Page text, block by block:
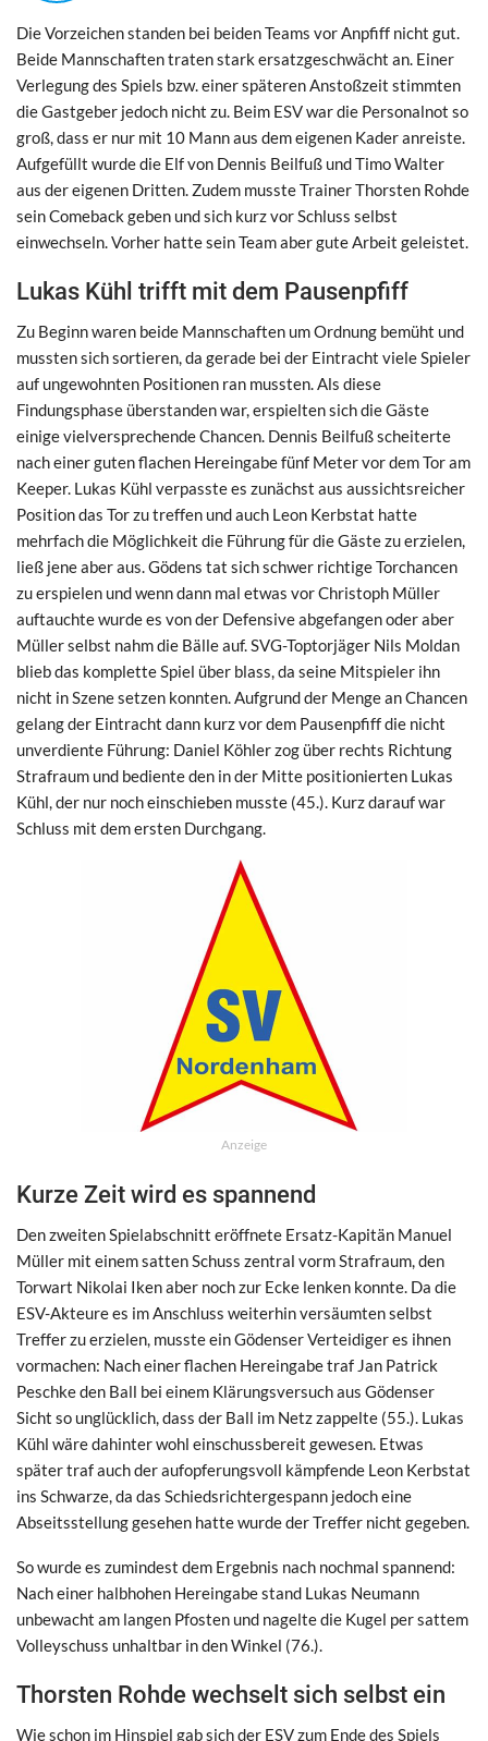
Die Vorzeichen standen bei beiden Teams vor Anpfiff nicht gut.
Beide Mannschaften traten stark ersatzgeschwächt an. Einer
Verlegung des Spiels bzw. einer späteren Anstoßzeit stimmten
die Gastgeber jedoch nicht zu. Beim ESV war die Personalnot so
groß, dass er nur mit 10 Mann aus dem eigenen Kader anreiste.
Aufgefüllt wurde die Elf von Dennis Beilfuß und Timo Walter
aus der eigenen Dritten. Zudem musste Trainer Thorsten Rohde
sein Comeback geben und sich kurz vor Schluss selbst
einwechseln. Vorher hatte sein Team aber gute Arbeit geleistet.
Lukas Kühl trifft mit dem Pausenpfiff
Zu Beginn waren beide Mannschaften um Ordnung bemüht und
mussten sich sortieren, da gerade bei der Eintracht viele Spieler
auf ungewohnten Positionen ran mussten. Als diese
Findungsphase überstanden war, erspielten sich die Gäste
einige vielversprechende Chancen. Dennis Beilfuß scheiterte
nach einer guten flachen Hereingabe fünf Meter vor dem Tor am
Keeper. Lukas Kühl verpasste es zunächst aus aussichtsreicher
Position das Tor zu treffen und auch Leon Kerbstat hatte
mehrfach die Möglichkeit die Führung für die Gäste zu erzielen,
ließ jene aber aus. Gödens tat sich schwer richtige Torchancen
zu erspielen und wenn dann mal etwas vor Christoph Müller
auftauchte wurde es von der Defensive abgefangen oder aber
Müller selbst nahm die Bälle auf. SVG-Toptorjäger Nils Moldan
blieb das komplette Spiel über blass, da seine Mitspieler ihn
nicht in Szene setzen konnten. Aufgrund der Menge an Chancen
gelang der Eintracht dann kurz vor dem Pausenpfiff die nicht
unverdiente Führung: Daniel Köhler zog über rechts Richtung
Strafraum und bediente den in der Mitte positionierten Lukas
Kühl, der nur noch einschieben musste (45.). Kurz darauf war
Schluss mit dem ersten Durchgang.
Anzeige
Kurze Zeit wird es spannend
Den zweiten Spielabschnitt eröffnete Ersatz-Kapitän Manuel
Müller mit einem satten Schuss zentral vorm Strafraum, den
Torwart Nikolai Iken aber noch zur Ecke lenken konnte. Da die
ESV-Akteure es im Anschluss weiterhin versäumten selbst
Treffer zu erzielen, musste ein Gödenser Verteidiger es ihnen
vormachen: Nach einer flachen Hereingabe traf Jan Patrick
Peschke den Ball bei einem Klärungsversuch aus Gödenser
Sicht so unglücklich, dass der Ball im Netz zappelte (55.). Lukas
Kühl wäre dahinter wohl einschussbereit gewesen. Etwas
später traf auch der aufopferungsvoll kämpfende Leon Kerbstat
ins Schwarze, da das Schiedsrichtergespann jedoch eine
Abseitsstellung gesehen hatte wurde der Treffer nicht gegeben.
So wurde es zumindest dem Ergebnis nach nochmal spannend:
Nach einer halbhohen Hereingabe stand Lukas Neumann
unbewacht am langen Pfosten und nagelte die Kugel per sattem
Volleyschuss unhaltbar in den Winkel (76.).
Thorsten Rohde wechselt sich selbst ein
Wie schon im Hinspiel gab sich der ESV zum Ende des Spiels